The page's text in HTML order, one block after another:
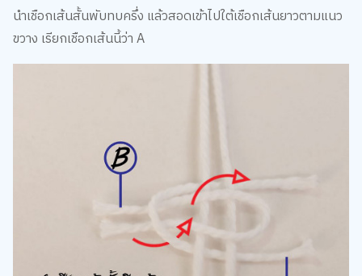
นำเชือกเส้นสั้นพับทบครึ่ง แล้วสอดเข้าไปใต้เชือกเส้นยาวตามแนว
ขวาง เรียกเชือกเส้นนี้ว่า A